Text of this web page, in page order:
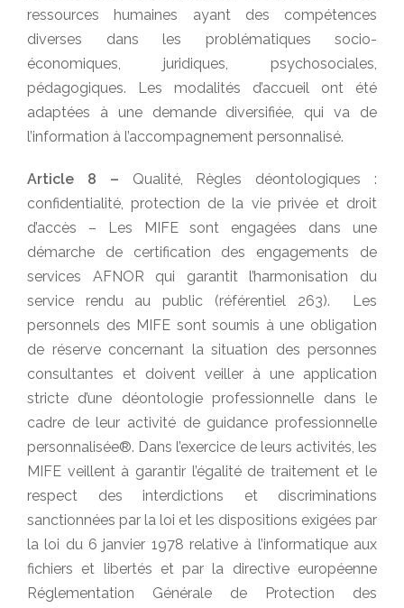
ressources humaines ayant des compétences
diverses dans les problématiques socio-
économiques, juridiques, psychosociales,
pédagogiques. Les modalités d’accueil ont été
adaptées à une demande diversifiée, qui va de
l’information à l’accompagnement personnalisé.
Article 8 – Qualité, Règles déontologiques :
confidentialité, protection de la vie privée et droit
d’accès – Les MIFE sont engagées dans une
démarche de certification des engagements de
services AFNOR qui garantit l’harmonisation du
service rendu au public (référentiel 263). Les
personnels des MIFE sont soumis à une obligation
de réserve concernant la situation des personnes
consultantes et doivent veiller à une application
stricte d’une déontologie professionnelle dans le
cadre de leur activité de guidance professionnelle
personnalisée®. Dans l’exercice de leurs activités, les
MIFE veillent à garantir l’égalité de traitement et le
respect des interdictions et discriminations
sanctionnées par la loi et les dispositions exigées par
la loi du 6 janvier 1978 relative à l’informatique aux
fichiers et libertés et par la directive européenne
Réglementation Générale de Protection des